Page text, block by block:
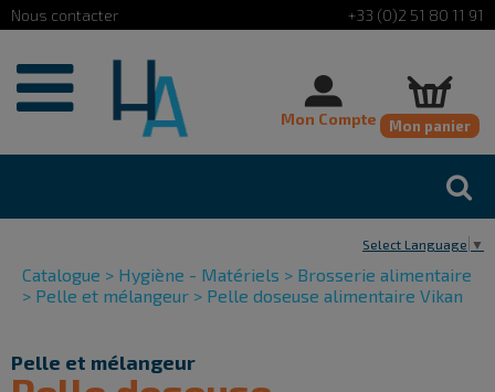
+33 (0)2 51 80 11 91
Mon Compte Mon panier
Select Language ▼
Catalogue > Hygiène - Matériels > Brosserie alimentaire
> Pelle et mélangeur > Pelle doseuse alimentaire Vikan
Pelle et mélangeur
Cookies management panel